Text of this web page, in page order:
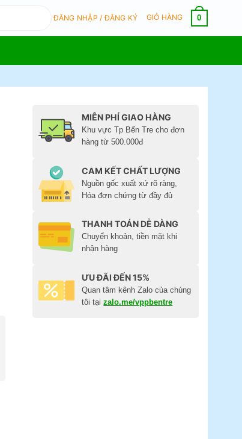
ĐĂNG NHẬP / ĐĂNG KÝ GIỎ HÀNG 0
MIỄN PHÍ GIAO HÀNG
Khu vực Tp Bến Tre cho đơn
hàng từ 500.000đ
CAM KẾT CHẤT LƯỢNG
Nguồn gốc xuất xứ rõ ràng,
Hóa đơn chứng từ đầy đủ
THANH TOÁN DỄ DÀNG
Chuyển khoản, tiền mặt khi
nhận hàng
ƯU ĐÃI ĐẾN 15%
Quan tâm kênh Zalo của chúng
tôi tạizalo.me/vppbentre